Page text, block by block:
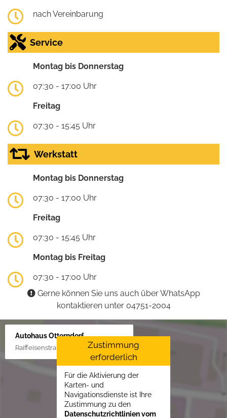
nach Vereinbarung
Service
Montag bis Donnerstag
07:30 - 17:00 Uhr
Freitag
07:30 - 15:45 Uhr
Werkstatt
Montag bis Donnerstag
07:30 - 17:00 Uhr
Freitag
07:30 - 15:45 Uhr
Montag bis Freitag
07:30 - 17:00 Uhr
Gerne können Sie uns auch über WhatsApp
kontaktieren unter 04751-2004
Autohaus Otterndorf
Raiffeisenstraße 1, 21762 Otterndorf
Zustimmung
erforderlich
Für die Aktivierung der
Karten- und
Navigationsdienste ist Ihre
Zustimmung zu den
Datenschutzrichtlinien vom